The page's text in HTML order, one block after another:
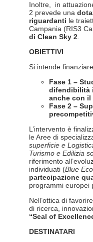
Inoltre, in
2 prevede una
riguardanti le
Campania (RIS3
di Clean Sky 2
OBIETTIVI
Si intende
Fase 1 –
difendibilità
anche con il
Fase 2 –
L’intervento è
le Aree di
superficie e
Turismo e Edilizia
riferimento
individuati (Blue
partecipazione
programmi europei
Nell’ottica di
di ricerca,
“Seal of
DESTINATARI